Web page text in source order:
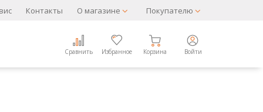
Контакты О магазине Покупателю
Сравнить Избранное Корзина Войти